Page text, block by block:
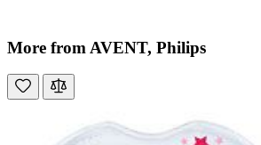
More from AVENT, Philips